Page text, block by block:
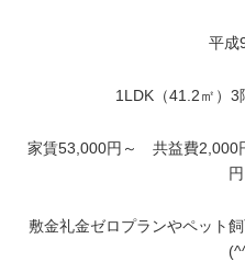
平成
1LDK（41.2㎡）3
家賃53,000円～ 共益費
敷金礼金ゼロプランやペット